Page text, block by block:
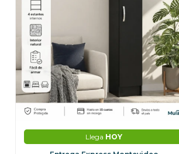
Llega HOY